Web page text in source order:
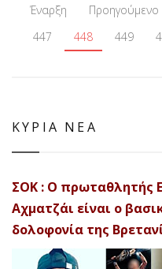
Έναρξη Προηγούμενο
447
448 449
ΚΥΡΙΑ ΝΕΑ
ΣΟΚ : Ο πρωταθλητής
Αχματζάι είναι ο
δολοφονία της